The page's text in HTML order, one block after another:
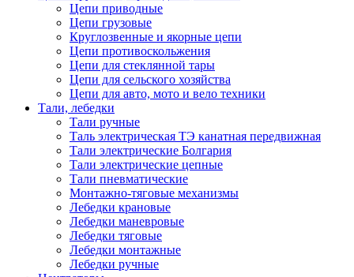
Цепи приводные
Цепи грузовые
Круглозвенные и якорные цепи
Цепи противоскольжения
Цепи для стеклянной тары
Цепи для сельского хозяйства
Цепи для авто, мото и вело техники
Тали, лебедки
Тали ручные
Таль электрическая ТЭ канатная передвижная
Тали электрические Болгария
Тали электрические цепные
Тали пневматические
Монтажно-тяговые механизмы
Лебедки крановые
Лебедки маневровые
Лебедки тяговые
Лебедки монтажные
Лебедки ручные